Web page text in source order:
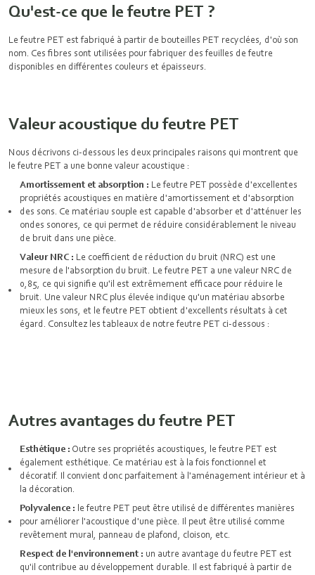
Qu'est-ce que le feutre PET ?
Le feutre PET est fabriqué à partir de bouteilles PET recyclées, d'où son
nom. Ces fibres sont utilisées pour fabriquer des feuilles de feutre
disponibles en différentes couleurs et épaisseurs.
Valeur acoustique du feutre PET
Nous décrivons ci-dessous les deux principales raisons qui montrent que
le feutre PET a une bonne valeur acoustique :
Amortissement et absorption : Le feutre PET possède d'excellentes
propriétés acoustiques en matière d'amortissement et d'absorption
des sons. Ce matériau souple est capable d'absorber et d'atténuer les
ondes sonores, ce qui permet de réduire considérablement le niveau
de bruit dans une pièce.
Valeur NRC : Le coefficient de réduction du bruit (NRC) est une
mesure de l'absorption du bruit. Le feutre PET a une valeur NRC de
0,85, ce qui signifie qu'il est extrêmement efficace pour réduire le
bruit. Une valeur NRC plus élevée indique qu'un matériau absorbe
mieux les sons, et le feutre PET obtient d'excellents résultats à cet
égard. Consultez les tableaux de notre feutre PET ci-dessous :
Autres avantages du feutre PET
Esthétique : Outre ses propriétés acoustiques, le feutre PET est
également esthétique. Ce matériau est à la fois fonctionnel et
décoratif. Il convient donc parfaitement à l'aménagement intérieur et à
la décoration.
Polyvalence : le feutre PET peut être utilisé de différentes manières
pour améliorer l'acoustique d'une pièce. Il peut être utilisé comme
revêtement mural, panneau de plafond, cloison, etc.
Respect de l'environnement : un autre avantage du feutre PET est
qu'il contribue au développement durable. Il est fabriqué à partir de